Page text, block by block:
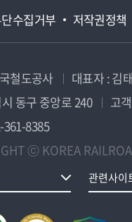
수집거부 저작권정책
철도공사 대표자 : 김
동구 중앙로 240
고
361-8385
ⓒ KOREA
관련사이